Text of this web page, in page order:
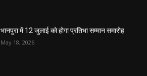
भानपुरा में 12 जुलाई को होगा प्रतिभा सम्मान समारोह
May 18, 2026